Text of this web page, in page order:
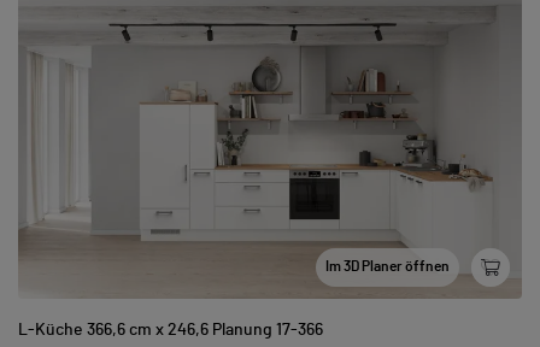
Im 3D Planer öffnen
L-Küche 366,6 cm x 246,6 Planung 17-366